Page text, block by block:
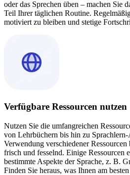
oder das Sprechen üben – machen Sie
Teil Ihrer täglichen Routine.
motiviert zu bleiben und stetige
Verfügbare Ressourcen nutzen
Nutzen Sie die umfangreichen
von Lehrbüchern bis hin zu
Verwendung verschiedener
frisch und fesselnd. Einige Ressourcen
bestimmte Aspekte der Sprache, z. B.
Finden Sie heraus, was Ihnen am